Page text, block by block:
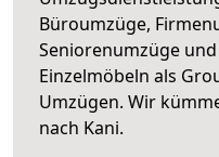
Büroumzüge,
Seniorenumzüge
Einzelmöbeln als
Umzügen. Wir
nach Kani.